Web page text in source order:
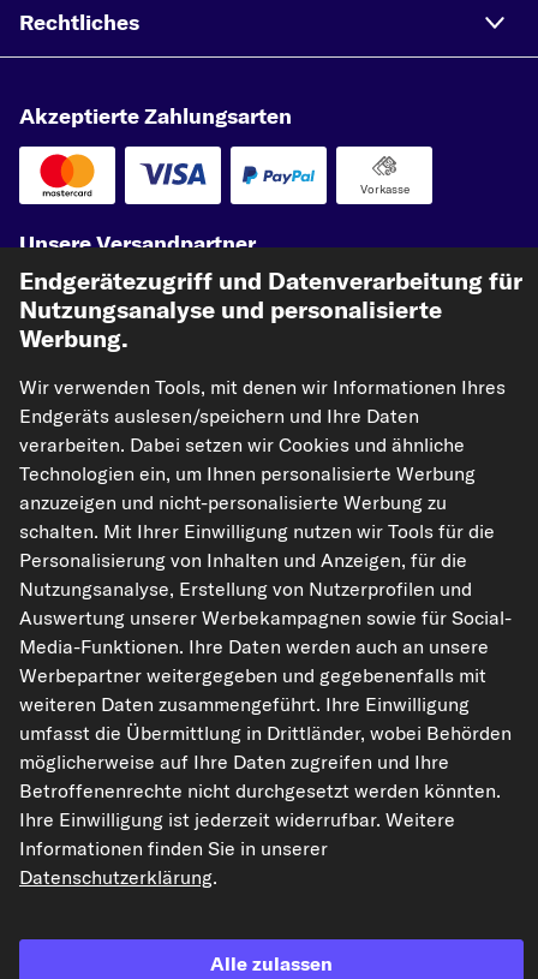
Rechtliches
Akzeptierte Zahlungsarten
Vorkasse
Unsere Versandpartner
kfzteile24.de carpardoo.nl
carpardoo.fr
carpardoo.dk
Die hier dargestellten Daten, insbesondere die gesamte Datenbank, dürfen
nicht vervielfältigt werden. Die Vervielfältigung und Verbreitung der Daten und
der Datenbank ohne vorherige Einwilligung von TecAlliance und/oder die
Einbeziehung Dritter in solche Aktivitäten ist streng verboten. Jegliche
unautorisierte Nutzung von Inhalten stellt eine Verletzung des Urheberrechts
dar und kann rechtliche Schritte nach sich ziehen.
Vertrag widerrufen
© 2026 kfzteile24 GmbH - Alle Rechte vorbehalten.
Endgerätezugriff und Datenverarbeitung für
Nutzungsanalyse und personalisierte
Werbung.
Wir verwenden Tools, mit denen wir Informationen Ihres
Endgeräts auslesen/speichern und Ihre Daten
verarbeiten. Dabei setzen wir Cookies und ähnliche
Technologien ein, um Ihnen personalisierte Werbung
anzuzeigen und nicht-personalisierte Werbung zu
schalten. Mit Ihrer Einwilligung nutzen wir Tools für die
Personalisierung von Inhalten und Anzeigen, für die
Nutzungsanalyse, Erstellung von Nutzerprofilen und
Auswertung unserer Werbekampagnen sowie für Social-
Media-Funktionen. Ihre Daten werden auch an unsere
Werbepartner weitergegeben und gegebenenfalls mit
weiteren Daten zusammengeführt. Ihre Einwilligung
umfasst die Übermittlung in Drittländer, wobei Behörden
möglicherweise auf Ihre Daten zugreifen und Ihre
Betroffenenrechte nicht durchgesetzt werden könnten.
Ihre Einwilligung ist jederzeit widerrufbar. Weitere
Informationen finden Sie in unserer
Datenschutzerklärung.
Alle zulassen